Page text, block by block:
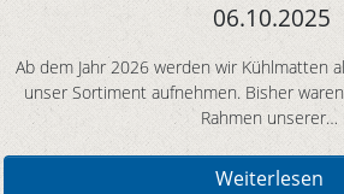
06.10.2025
Ab dem Jahr 2026 werden wir Kühlmatten
unser Sortiment aufnehmen. Bisher
Rahmen unserer…
Weiterlesen